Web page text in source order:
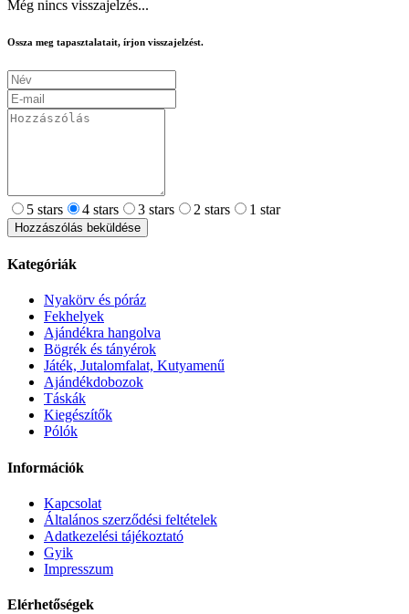
Még nincs visszajelzés...
Ossza meg tapasztalatait, írjon visszajelzést.
5 stars 4 stars 3 stars 2 stars 1 star
Hozzászólás beküldése
Kategóriák
Nyakörv és póráz
Fekhelyek
Ajándékra hangolva
Bögrék és tányérok
Játék, Jutalomfalat, Kutyamenű
Ajándékdobozok
Táskák
Kiegészítők
Pólók
Információk
Kapcsolat
Általános szerződési feltételek
Adatkezelési tájékoztató
Gyik
Impresszum
Elérhetőségek